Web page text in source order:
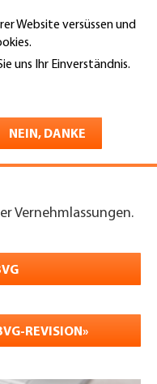
Website versüssen und
uns Ihr Einverständnis.
NEIN, DANKE
im
Vernehmlassungen.
REVISION»